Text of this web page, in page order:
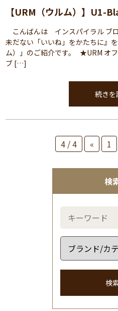
検
検
【URM（ウルム）】U1-
こんばんは インスパイラル ブ
未だない「いいね」をかたちに』
ム）」のご紹介です。 ★URM オ
ブ […]
続きを
4 / 4 « 1